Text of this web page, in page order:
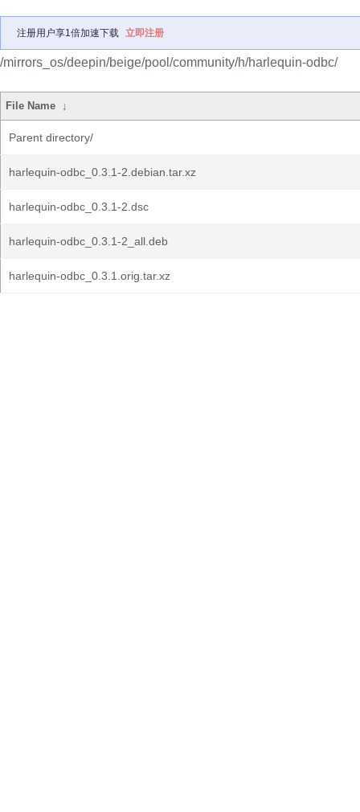
注册用户享1倍加速下载 立即注册
/mirrors_os/deepin/beige/pool/community/h/harlequin-odbc/
File Name ↓
Parent directory/
harlequin-odbc_0.3.1-2.debian.tar.xz
harlequin-odbc_0.3.1-2.dsc
harlequin-odbc_0.3.1-2_all.deb
harlequin-odbc_0.3.1.orig.tar.xz